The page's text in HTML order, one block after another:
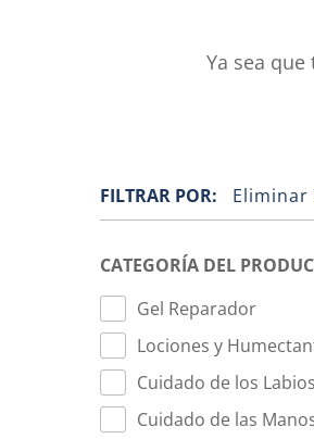
Ya sea
FILTRAR POR: Eliminar
CATEGORÍA DEL
Gel Reparador
Lociones y
Cuidado de los Labios
Cuidado de las